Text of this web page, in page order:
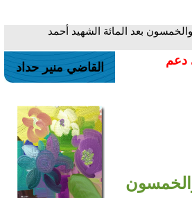
بعد المائة الشهيد أحمد
دعم
القاضي منير حداد